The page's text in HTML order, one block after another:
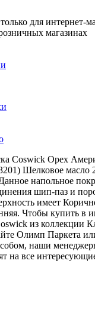
для интернет-
магазинах
Coswick Орех
Шелковое масло
напольное
шип-паз и
имеет
Чтобы купить в
из коллекции
Олимп Паркета
наши
на все